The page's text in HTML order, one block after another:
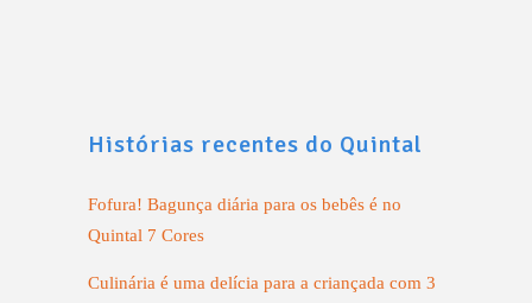
Histórias recentes do Quintal
Fofura! Bagunça diária para os bebês é no
Quintal 7 Cores
Culinária é uma delícia para a criançada com 3